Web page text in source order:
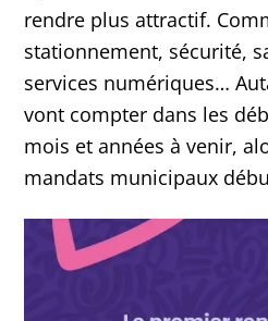
rendre plus attractif.
stationnement, sécurité,
services numériques…
vont compter dans les
mois et années à venir,
mandats municipaux